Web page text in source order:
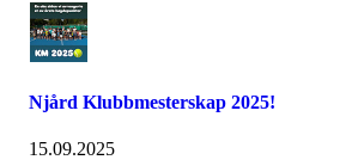
Njård Klubbmesterskap 2025!
15.09.2025